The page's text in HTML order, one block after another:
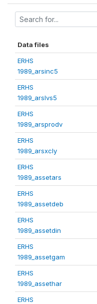
Data files
ERHS
1989_arsinc5
ERHS
1989_arslvs5
ERHS
1989_arsprodv
ERHS
1989_arsxcly
ERHS
1989_assetars
ERHS
1989_assetdeb
ERHS
1989_assetdin
ERHS
1989_assetgam
ERHS
1989_assethar
ERHS